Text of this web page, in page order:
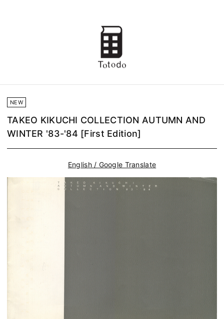
NEW
TAKEO KIKUCHI COLLECTION AUTUMN AND
WINTER '83-'84 [First Edition]
English / Google Translate